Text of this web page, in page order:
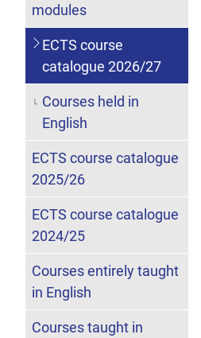
modules
ECTS course
catalogue 2026/27
Courses held in
English
ECTS course catalogue
2025/26
ECTS course catalogue
2024/25
Courses entirely taught
in English
Courses taught in